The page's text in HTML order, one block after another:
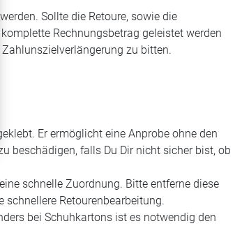
Sollte die Retoure, sowie die
Rechnungsbetrag geleistet werden
zu bitten.
Er ermöglicht eine Anprobe ohne den
beschädigen, falls Du Dir nicht sicher bist, ob
schnelle Zuordnung. Bitte entferne diese
schnellere Retourenbearbeitung.
bei Schuhkartons ist es notwendig den